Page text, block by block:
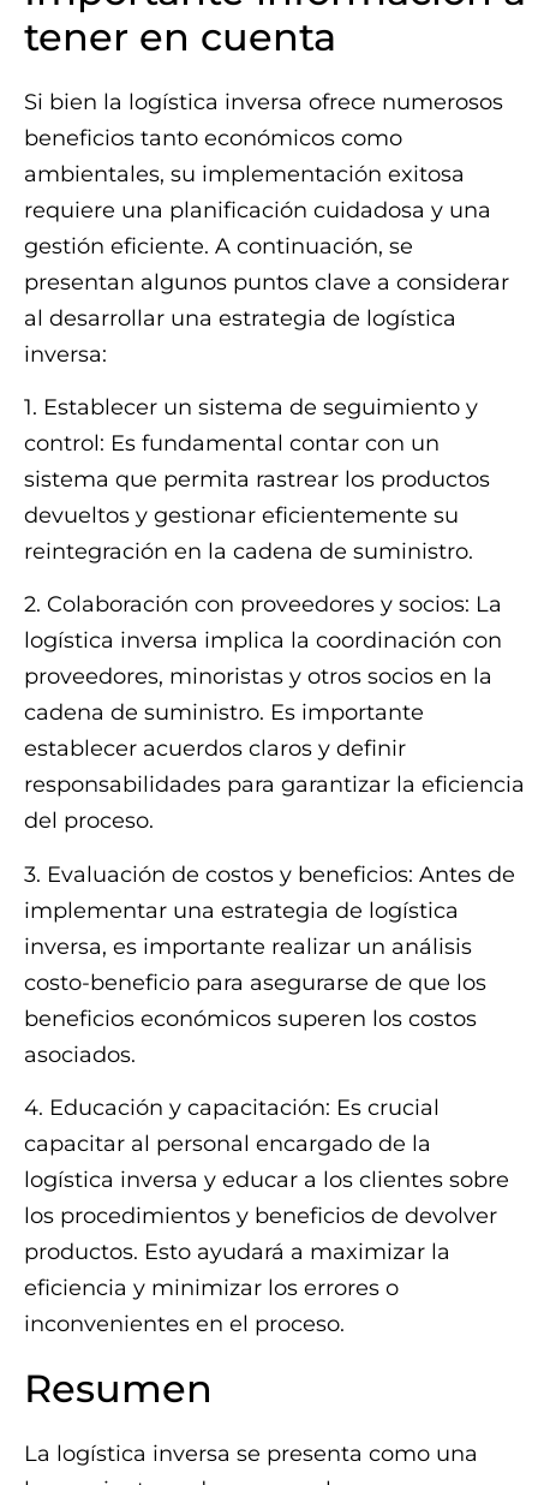
tener en cuenta
Si bien la logística inversa ofrece numerosos
beneficios tanto económicos como
ambientales, su implementación exitosa
requiere una planificación cuidadosa y una
gestión eficiente. A continuación, se
presentan algunos puntos clave a considerar
al desarrollar una estrategia de logística
inversa:
1. Establecer un sistema de seguimiento y
control: Es fundamental contar con un
sistema que permita rastrear los productos
devueltos y gestionar eficientemente su
reintegración en la cadena de suministro.
2. Colaboración con proveedores y socios: La
logística inversa implica la coordinación con
proveedores, minoristas y otros socios en la
cadena de suministro. Es importante
establecer acuerdos claros y definir
responsabilidades para garantizar la eficiencia
del proceso.
3. Evaluación de costos y beneficios: Antes de
implementar una estrategia de logística
inversa, es importante realizar un análisis
costo-beneficio para asegurarse de que los
beneficios económicos superen los costos
asociados.
4. Educación y capacitación: Es crucial
capacitar al personal encargado de la
logística inversa y educar a los clientes sobre
los procedimientos y beneficios de devolver
productos. Esto ayudará a maximizar la
eficiencia y minimizar los errores o
inconvenientes en el proceso.
Resumen
La logística inversa se presenta como una